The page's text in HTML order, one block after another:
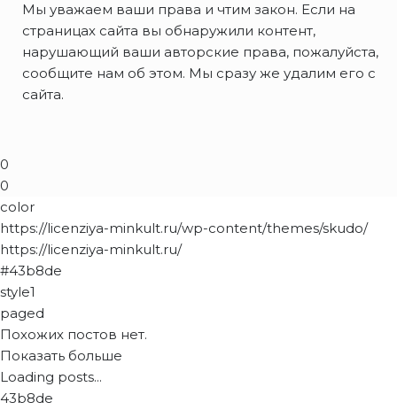
Мы уважаем ваши права и чтим закон. Если на
страницах сайта вы обнаружили контент,
нарушающий ваши авторские права, пожалуйста,
сообщите нам об этом. Мы сразу же удалим его с
сайта.
0
0
color
https://licenziya-minkult.ru/wp-content/themes/skudo/
https://licenziya-minkult.ru/
#43b8de
style1
paged
Похожих постов нет.
Показать больше
Loading posts...
43b8de